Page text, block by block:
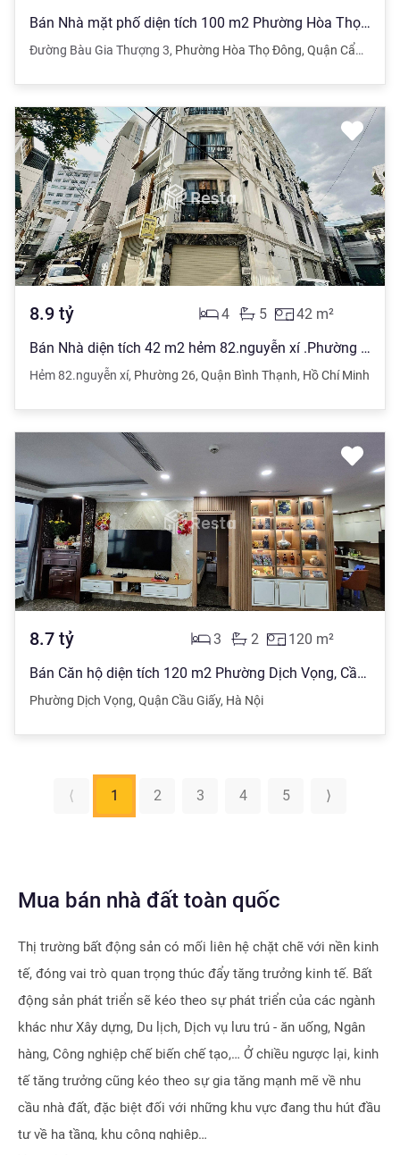
Bán Nhà mặt phố diện tích 100 m2 Phường Hòa Thọ Đông, Cẩm Lệ giá 4.49 tỷ đồng
Đường Bàu Gia Thượng 3, Phường Hòa Thọ Đông, Quận Cẩm Lệ
8.9 tỷ 42 m²
5
4
Bán Nhà diện tích 42 m2 hẻm 82.nguyễn xí .Phường 26, Bình Thạnh.trệt 3 lầu .4pn.5wc. giá 8.9 tỷ đồng
Hẻm 82.nguyễn xí, Phường 26, Quận Bình Thạnh, Hồ Chí Minh
8.7 tỷ 120 m²
2
3
Bán Căn hộ diện tích 120 m2 Phường Dịch Vọng, Cầu Giấy giá 8.7 tỷ đồng
Phường Dịch Vọng, Quận Cầu Giấy, Hà Nội
⟨ 1 2 3 4 5 ⟩
Mua bán nhà đất toàn quốc
Thị trường bất động sản có mối liên hệ chặt chẽ với nền kinh
tế, đóng vai trò quan trọng thúc đẩy tăng trưởng kinh tế. Bất
động sản phát triển sẽ kéo theo sự phát triển của các ngành
khác như Xây dựng, Du lịch, Dịch vụ lưu trú - ăn uống, Ngân
hàng, Công nghiệp chế biến chế tạo,… Ở chiều ngược lại, kinh
tế tăng trưởng cũng kéo theo sự gia tăng mạnh mẽ về nhu
cầu nhà đất, đặc biệt đối với những khu vực đang thu hút đầu
tư về hạ tầng, khu công nghiệp…